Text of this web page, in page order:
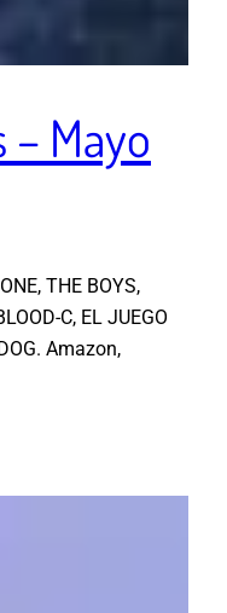
Mayo
THE BOYS,
C, EL JUEGO
Amazon,